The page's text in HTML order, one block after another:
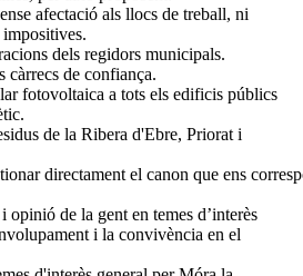
afectació als llocs de treball, ni
impositives.
dels regidors municipals.
càrrecs de confiança.
fotovoltaica a tots els edificis públics
de la Ribera d'Ebre, Priorat i
directament el canon que ens
de la gent en temes d’interès
i la convivència en el